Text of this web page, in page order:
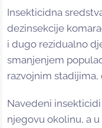
Insekticidna
dezinsekcije
i dugo rezidualno
smanjenjem
razvojnim
Navedeni
njegovu okolinu, a